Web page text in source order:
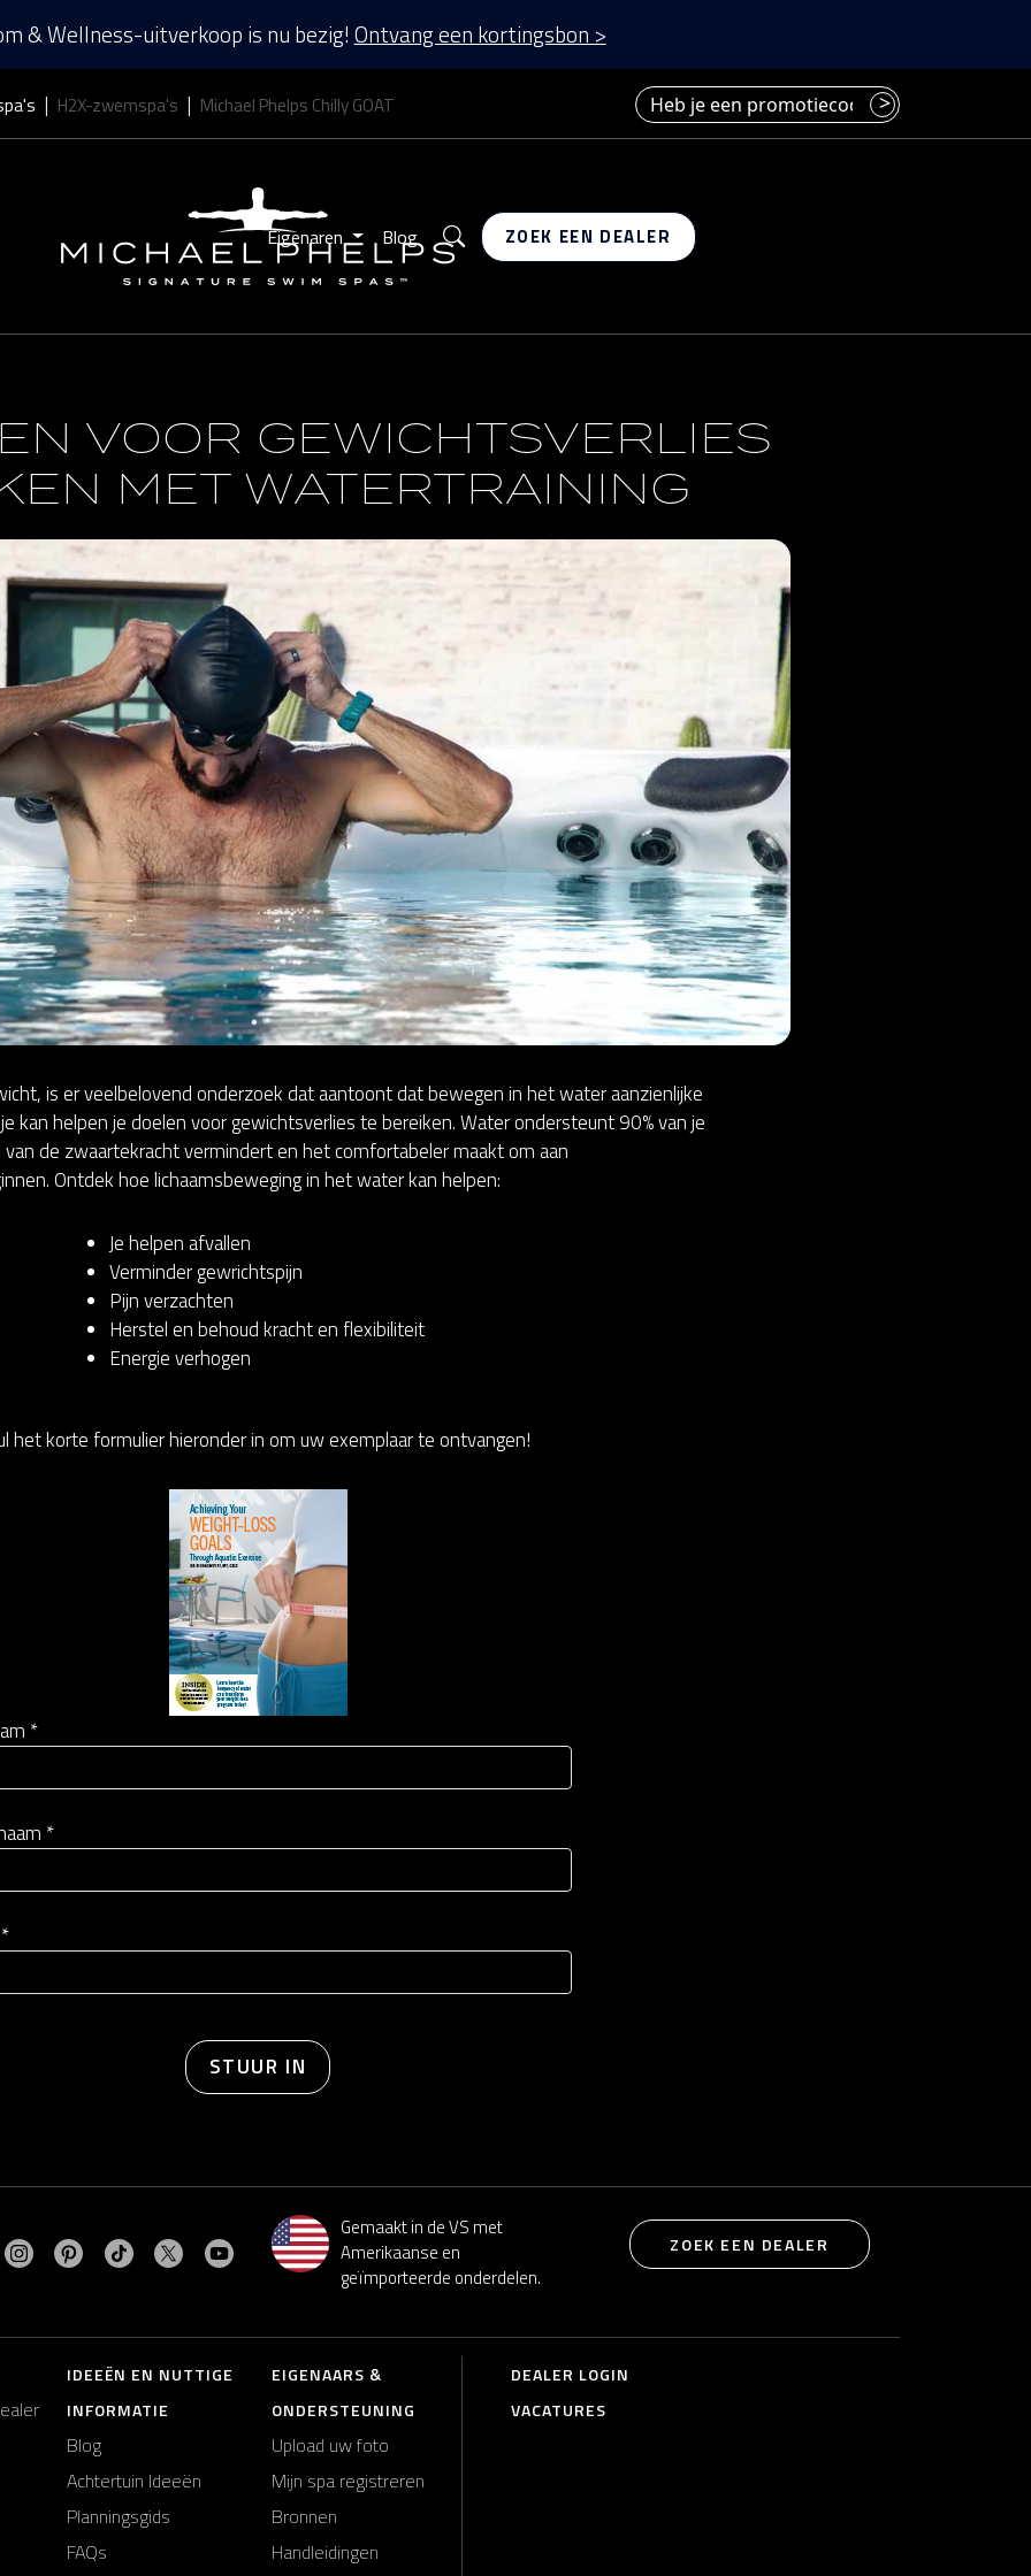
& Wellness-uitverkoop is nu bezig! Ontvang een kortingsbon >
H2X-zwemspa's Michael Phelps Chilly GOAT Heb je een promotiecode? Voer deze hier in.
>
MP HANDTEKENING PRO MP MOMENTUM DIEP
Eigenaren Blog Zoek op
ZOEK EEN DEALER
VOOR GEWICHTSVERLIES
MET WATERTRAINING
is er veelbelovend onderzoek dat aantoont dat bewegen in het water aanzienlijke
kan helpen je doelen voor gewichtsverlies te bereiken. Water ondersteunt 90% van je
de zwaartekracht vermindert en het comfortabeler maakt om aan
Ontdek hoe lichaamsbeweging in het water kan helpen:
Je helpen afvallen
Verminder gewrichtspijn
Pijn verzachten
Herstel en behoud kracht en flexibiliteit
Energie verhogen
het korte formulier hieronder in om uw exemplaar te ontvangen!
*
*
STUUR IN
MasterSpas op Facebook
Bezoek MasterSpas op Instagram
Bezoek MasterSpas op Pinterest
Bezoek MasterSpas op TikTok
Bezoek MasterSpas op X
Bezoek MasterSpas op YouTube
Gemaakt in de VS met
Amerikaanse en
geïmporteerde onderdelen.
ZOEK EEN DEALER
IDEEËN EN NUTTIGE
INFORMATIE
Blog
Achtertuin Ideeën
Planningsgids
FAQs
EIGENAARS &
ONDERSTEUNING
Upload uw foto
Mijn spa registreren
Bronnen
Handleidingen
DEALER LOGIN
VACATURES